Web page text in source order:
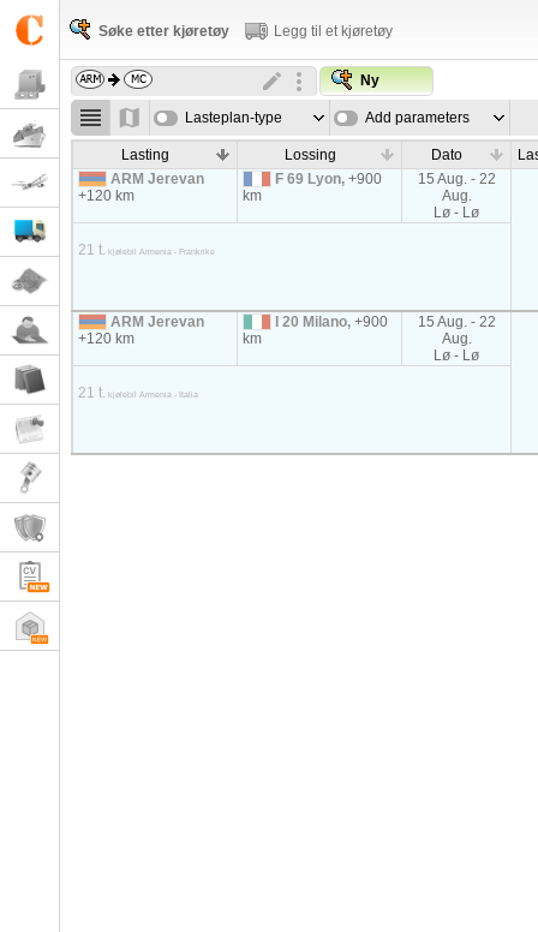
Søke etter kjøretøy Legg til et kjøretøy
Ny
Lasteplan-type Add parameters
Lasting Lossing Dato
ARM Jerevan
+120 km
F 69 Lyon,+900
km
15 Aug. - 22
Aug.
Lø - Lø
21 t. kjølebil Armenia - Frankrike
ARM Jerevan
+120 km
I 20 Milano,+900
km
15 Aug. - 22
Aug.
Lø - Lø
21 t. kjølebil Armenia - Italia